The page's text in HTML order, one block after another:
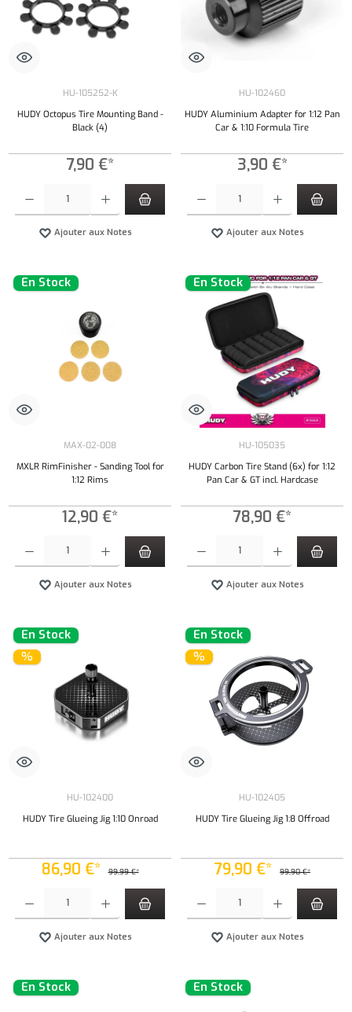
HU-105252-K
HUDY Octopus Tire Mounting Band -
Black (4)
7,90 €*
Ajouter aux Notes
HU-102460
HUDY Aluminium Adapter for 1:12 Pan
Car & 1:10 Formula Tire
3,90 €*
Ajouter aux Notes
En Stock
MAX-02-008
MXLR RimFinisher - Sanding Tool for
1:12 Rims
12,90 €*
Ajouter aux Notes
En Stock
HU-105035
HUDY Carbon Tire Stand (6x) for 1:12
Pan Car & GT incl. Hardcase
78,90 €*
Ajouter aux Notes
En Stock
%
HU-102400
HUDY Tire Glueing Jig 1:10 Onroad
86,90 €* 99,99 €*
Ajouter aux Notes
En Stock
%
HU-102405
HUDY Tire Glueing Jig 1:8 Offroad
79,90 €* 99,90 €*
Ajouter aux Notes
En Stock En Stock